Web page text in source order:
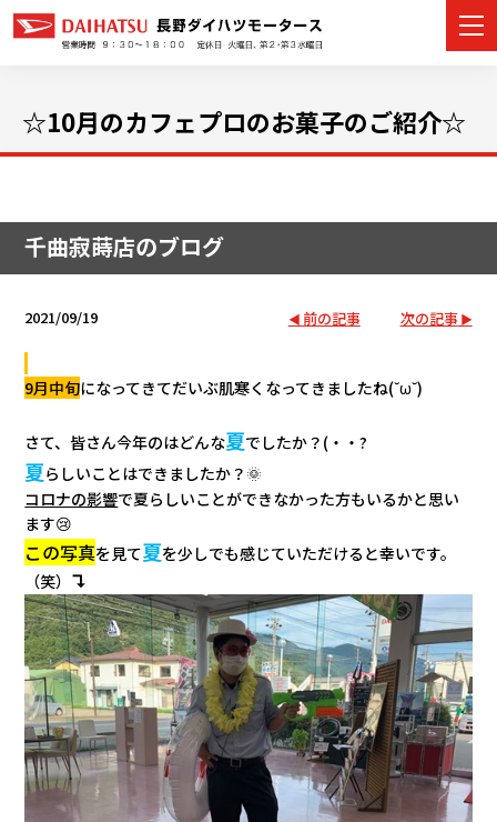
展示車・試乗車
店舗情報
ご購入者サポート
アフターサポート
会社情報
リコ
お問
☆10月のカフェプロのお菓子のご紹介☆
千曲寂蒔店のブログ
2021/09/19 前の記事 次の記事
9月中旬になってきてだいぶ肌寒くなってきましたね(˘ω˘)
さて、皆さん今年のはどんな夏でしたか？(・・?
夏らしいことはできましたか？🌞
コロナの影響で夏らしいことができなかった方もいるかと思い
ます😢
この写真を見て夏を少しでも感じていただけると幸いです。
（笑） ↴